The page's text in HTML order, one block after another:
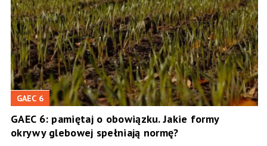
GAEC 6
GAEC 6: pamiętaj o obowiązku. Jakie formy
okrywy glebowej spełniają normę?